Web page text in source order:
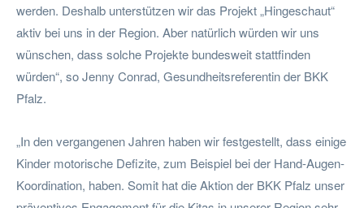
werden. Deshalb unterstützen wir das Projekt „Hingeschaut“
aktiv bei uns in der Region. Aber natürlich würden wir uns
wünschen, dass solche Projekte bundesweit stattfinden
würden“, so Jenny Conrad, Gesundheitsreferentin der BKK
Pfalz.
„In den vergangenen Jahren haben wir festgestellt, dass einige
Kinder motorische Defizite, zum Beispiel bei der Hand-Augen-
Koordination, haben. Somit hat die Aktion der BKK Pfalz unser